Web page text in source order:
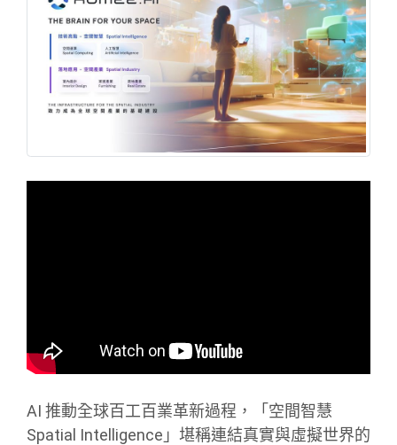
AI 推動全球百工百業革新過程，「空間智慧
Spatial Intelligence」堪稱連結真實與虛擬世界的